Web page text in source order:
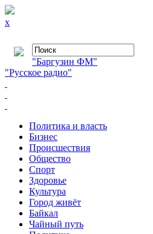
x
"Баргузин ФМ"
"Русское радио"
Политика и власть
Бизнес
Происшествия
Общество
Cпорт
Здоровье
Культура
Город живёт
Байкал
Чайный путь